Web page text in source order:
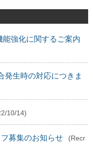
能強化に関するご案内
発生時の対応につきま
10/14)
募集のお知らせ
(Recr